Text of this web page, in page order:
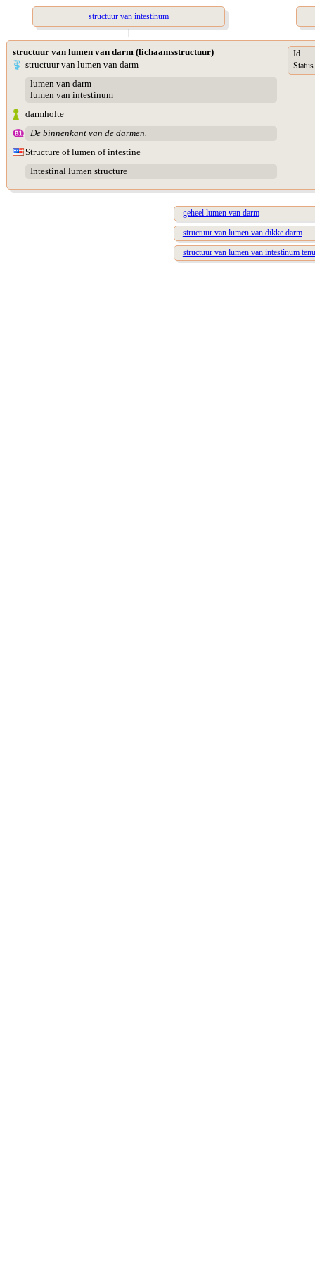
structuur van intestinum
|
structuur van lumen van darm (lichaamsstructuur)
structuur van lumen van darm
lumen van darm
lumen van intestinum
darmholte
De binnenkant van de darmen.
Structure of lumen of intestine
Intestinal lumen structure
Id
Status
geheel lumen van darm
structuur van lumen van dikke darm
structuur van lumen van intestinum